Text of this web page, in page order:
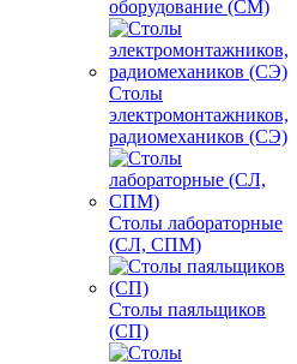
оборудование (СМ)
Столы
электромонтажников,
радиомехаников (СЭ)
Столы лабораторные
(СЛ, СПМ)
Столы паяльщиков
(СП)